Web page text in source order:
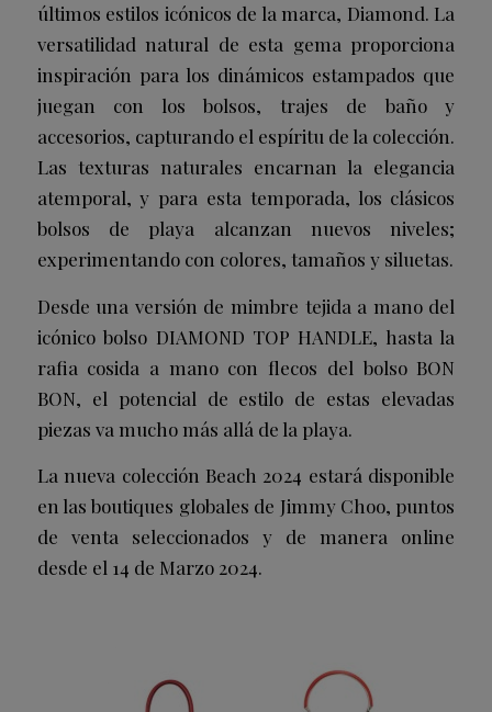
últimos estilos icónicos de la marca, Diamond. La
versatilidad natural de esta gema proporciona
inspiración para los dinámicos estampados que
juegan con los bolsos, trajes de baño y
accesorios, capturando el espíritu de la colección.
Las texturas naturales encarnan la elegancia
atemporal, y para esta temporada, los clásicos
bolsos de playa alcanzan nuevos niveles;
experimentando con colores, tamaños y siluetas.
Desde una versión de mimbre tejida a mano del
icónico bolso DIAMOND TOP HANDLE, hasta la
rafia cosida a mano con flecos del bolso BON
BON, el potencial de estilo de estas elevadas
piezas va mucho más allá de la playa.
La nueva colección Beach 2024 estará disponible
en las boutiques globales de Jimmy Choo, puntos
de venta seleccionados y de manera online
desde el 14 de Marzo 2024.